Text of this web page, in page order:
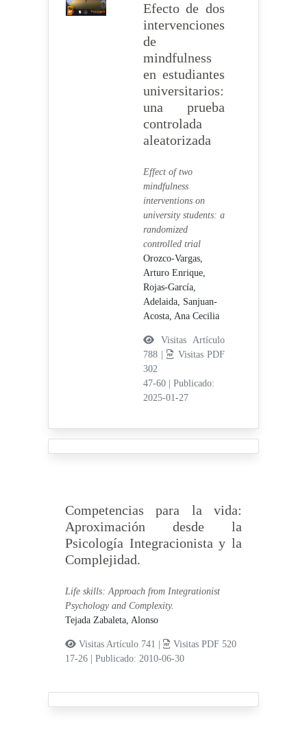
Efecto de dos
intervenciones
de
mindfulness
en estudiantes
universitarios:
una prueba
controlada
aleatorizada
Effect of two
mindfulness
interventions on
university students: a
randomized
controlled trial
Orozco-Vargas,
Arturo Enrique,
Rojas-García,
Adelaida, Sanjuan-
Acosta, Ana Cecilia
Visitas Artículo
788 |
Visitas PDF
302
47-60
Publicado:
2025-01-27
Competencias para la vida:
Aproximación desde la
Psicología Integracionista y la
Complejidad.
Life skills: Approach from Integrationist
Psychology and Complexity.
Tejada Zabaleta, Alonso
Visitas Artículo 741 |
Visitas PDF 520
17-26
|Publicado: 2010-06-30